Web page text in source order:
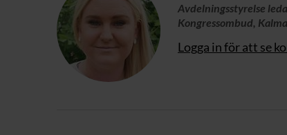
Avdelningsstyrelse
Kongressombud,
Logga in för att se